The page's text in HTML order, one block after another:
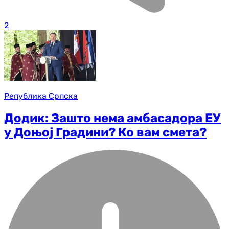
2
Република Српска
Додик: Зашто нема амбасадора ЕУ
у Доњој Градини? Ко вам смета?